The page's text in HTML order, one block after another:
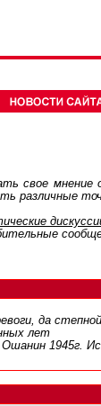
свое мнение
различные
да
лет
1945г.